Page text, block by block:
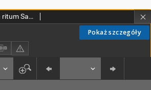
Pokaż szczegóły
Vesperarum liber juxta ritum Sacri Ordinis Praedicatorum